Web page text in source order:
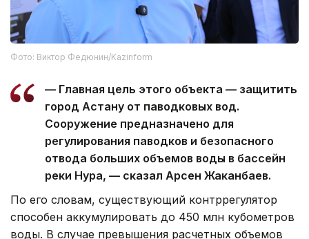
Фото: Виктор Федюнин/Kazinform
— Главная цель этого объекта — защитить
город Астану от паводковых вод.
Сооружение предназначено для
регулирования паводков и безопасного
отвода больших объемов воды в бассейн
реки Нура, — сказал Арсен Жаканбаев.
По его словам, существующий контррегулятор
способен аккумулировать до 450 млн кубометров
воды. В случае превышения расчетных объемов